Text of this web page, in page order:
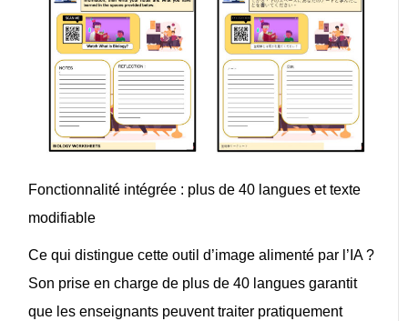
Fonctionnalité intégrée : plus de 40 langues et texte
modifiable
Ce qui distingue cetteoutil d’image alimenté par l’IA?
Son prise en charge de plus de 40 langues garantit
que les enseignants peuvent traiter pratiquement